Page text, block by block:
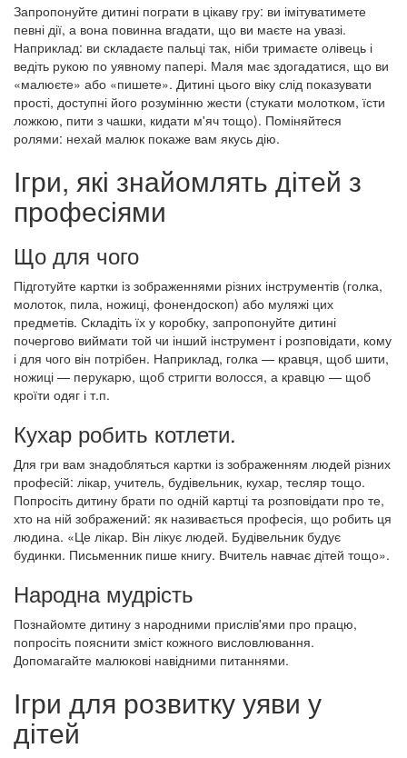
Запропонуйте дитині пограти в цікаву гру: ви імітуватимете
певні дії, а вона повинна вгадати, що ви маєте на увазі.
Наприклад: ви складаєте пальці так, ніби тримаєте олівець і
ведіть рукою по уявному папері. Маля має здогадатися, що ви
«малюєте» або «пишете». Дитині цього віку слід показувати
прості, доступні його розумінню жести (стукати молотком, їсти
ложкою, пити з чашки, кидати м'яч тощо). Поміняйтеся
ролями: нехай малюк покаже вам якусь дію.
Ігри, які знайомлять дітей з
професіями
Що для чого
Підготуйте картки із зображеннями різних інструментів (голка,
молоток, пила, ножиці, фонендоскоп) або муляжі цих
предметів. Складіть їх у коробку, запропонуйте дитині
почергово виймати той чи інший інструмент і розповідати, кому
і для чого він потрібен. Наприклад, голка — кравця, щоб шити,
ножиці — перукарю, щоб стригти волосся, а кравцю — щоб
кроїти одяг і т.п.
Кухар робить котлети.
Для гри вам знадобляться картки із зображенням людей різних
професій: лікар, учитель, будівельник, кухар, тесляр тощо.
Попросіть дитину брати по одній картці та розповідати про те,
хто на ній зображений: як називається професія, що робить ця
людина. «Це лікар. Він лікує людей. Будівельник будує
будинки. Письменник пише книгу. Вчитель навчає дітей тощо».
Народна мудрість
Познайомте дитину з народними прислів'ями про працю,
попросіть пояснити зміст кожного висловлювання.
Допомагайте малюкові навідними питаннями.
Ігри для розвитку уяви у
дітей